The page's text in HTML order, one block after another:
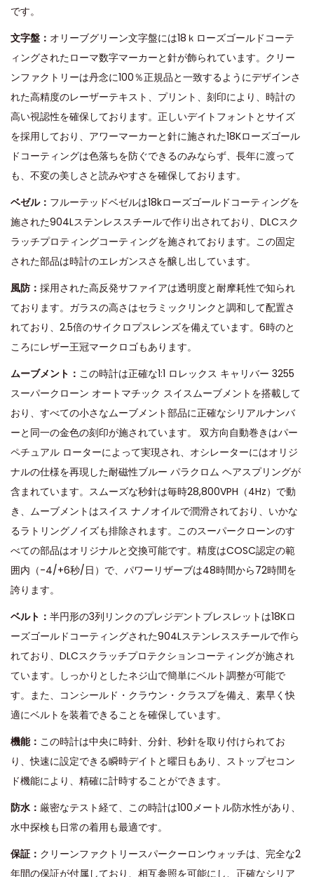
です。
文字盤： オリーブグリーン文字盤には18ｋローズゴールドコーテ
ィングされたローマ数字マーカーと針が飾られています。クリー
ンファクトリーは丹念に100％正規品と一致するようにデザインさ
れた高精度のレーザーテキスト、プリント、刻印により、時計の
高い視認性を確保しております。正しいデイトフォントとサイズ
を採用しており、アワーマーカーと針に施された18Kローズゴール
ドコーティングは色落ちを防ぐできるのみならず、長年に渡って
も、不変の美しさと読みやすさを確保しております。
ベゼル： フルーテッドベゼルは18kローズゴールドコーティングを
施された904Lステンレススチールで作り出されており、DLCスク
ラッチプロティングコーティングを施されております。この固定
された部品は時計のエレガンスさを醸し出しています。
風防： 採用された高反発サファイアは透明度と耐摩耗性で知られ
ております。ガラスの高さはセラミックリンクと調和して配置さ
れており、2.5倍のサイクロプスレンズを備えています。6時のと
ころにレザー王冠マークロゴもあります。
ムーブメント： この時計は正確な1:1 ロレックス キャリバー 3255
スーパークローン オートマチック スイスムーブメントを搭載して
おり、すべての小さなムーブメント部品に正確なシリアルナンバ
ーと同一の金色の刻印が施されています。 双方向自動巻きはパー
ペチュアル ローターによって実現され、オシレーターにはオリジ
ナルの仕様を再現した耐磁性ブルー パラクロム ヘアスプリングが
含まれています。スムーズな秒針は毎時28,800VPH（4Hz）で動
き、ムーブメントはスイス ナノオイルで潤滑されており、いかな
るラトリングノイズも排除されます。このスーパークローンのす
べての部品はオリジナルと交換可能です。精度はCOSC認定の範
囲内（-4/+6秒/日）で、パワーリザーブは48時間から72時間を
誇ります。
ベルト： 半円形の3列リンクのプレジデントブレスレットは18Kロ
ーズゴールドコーティングされた904Lステンレススチールで作ら
れており、DLCスクラッチプロテクションコーティングが施され
ています。しっかりとしたネジ山で簡単にベルト調整が可能で
す。また、コンシールド・クラウン・クラスプを備え、素早く快
適にベルトを装​​着できることを確保しています。
機能： この時計は中央に時針、分針、秒針を取り付けられてお
り、快速に設定できる瞬時デイトと曜日もあり、ストップセコン
ド機能により、精確に計時することができます。
防水： 厳密なテスト経て、この時計は100メートル防水性があり、
水中探検も日常の着用も最適です。
保証： クリーンファクトリースパークーロンウォッチは、完全な2
年間の保証が付属しており、相互参照を可能にし、正確なシリア